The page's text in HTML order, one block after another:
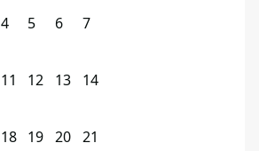
4 5 6 7
11 12 13 14
18 19 20 21